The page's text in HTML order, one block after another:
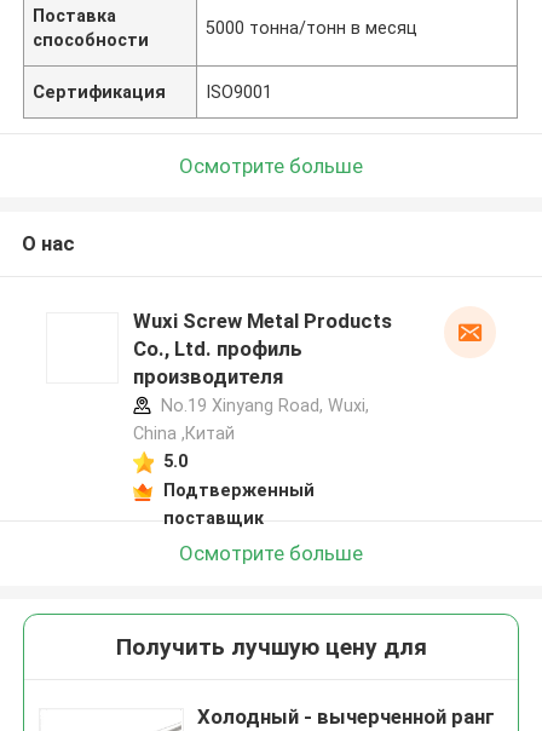
Поставка
способности
5000 тонна/тонн в месяц
Сертификация ISO9001
Осмотрите больше
О нас
Wuxi Screw Metal Products
Co., Ltd. профиль
производителя
No.19 Xinyang Road, Wuxi,
China ,Китай
5.0
Подтверженный
поставщик
Осмотрите больше
Получить лучшую цену для
Холодный - вычерченной ранг